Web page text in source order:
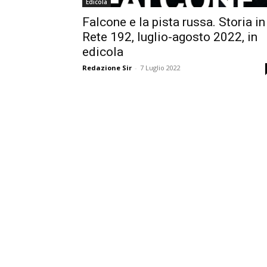
Edicola
Falcone e la pista russa. Storia in
Rete 192, luglio-agosto 2022, in
edicola
Redazione Sir - 7 Luglio 2022